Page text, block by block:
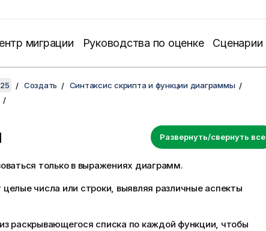
миграции Руководства по оценке Сценарии
Создать
Синтаксис скрипта и функции диаграммы
Развернуть/свернуть все
только в выражениях диаграмм.
числа или строки, выявляя различные аспекты
раскрывающегося списка по каждой функции, чтобы